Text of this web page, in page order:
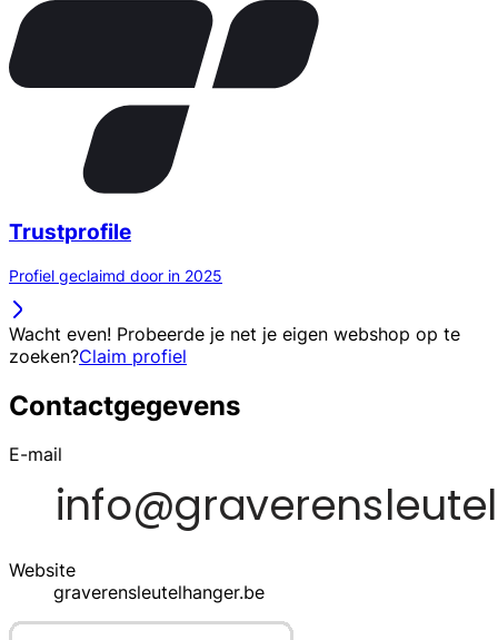
Trustprofile
Profiel geclaimd door in 2025
Wacht even! Probeerde je net je eigen webshop op te
zoeken?Claim profiel
Contactgegevens
E-mail
Website
graverensleutelhanger.be